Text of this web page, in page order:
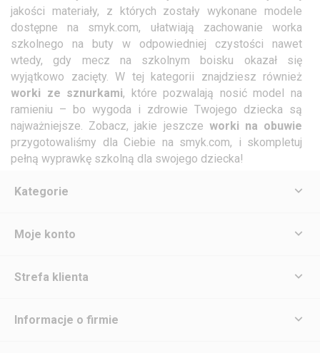
jakości materiały, z których zostały wykonane modele
dostępne na smyk.com, ułatwiają zachowanie worka
szkolnego na buty w odpowiedniej czystości nawet
wtedy, gdy mecz na szkolnym boisku okazał się
wyjątkowo zacięty. W tej kategorii znajdziesz również
worki ze sznurkami, które pozwalają nosić model na
ramieniu – bo wygoda i zdrowie Twojego dziecka są
najważniejsze. Zobacz, jakie jeszcze worki na obuwie
przygotowaliśmy dla Ciebie na smyk.com, i skompletuj
pełną wyprawkę szkolną dla swojego dziecka!
Kategorie
Moje konto
Strefa klienta
Informacje o firmie